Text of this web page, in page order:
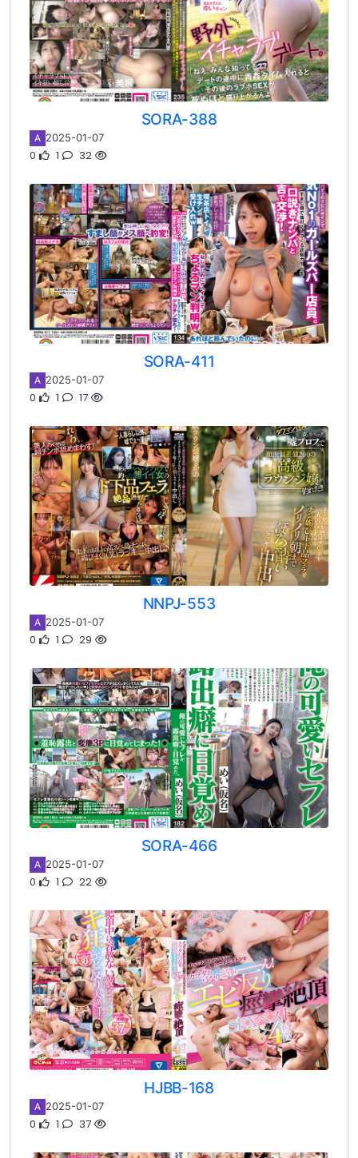
SORA-388
A 2025-01-07
0 1 32
SORA-411
A 2025-01-07
0 1 17
NNPJ-553
A 2025-01-07
0 1 29
SORA-466
A 2025-01-07
0 1 22
HJBB-168
A 2025-01-07
0 1 37